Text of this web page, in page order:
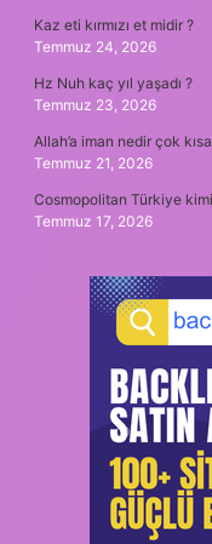
Kaz eti kırmızı et midir ?
Temmuz 24, 2026
Hz Nuh kaç yıl yaşadı ?
Temmuz 23, 2026
Allah’a iman nedir çok
Temmuz 21, 2026
Cosmopolitan Türkiye
Temmuz 17, 2026